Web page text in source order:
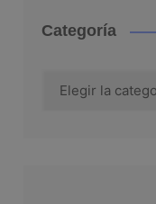
Categoría